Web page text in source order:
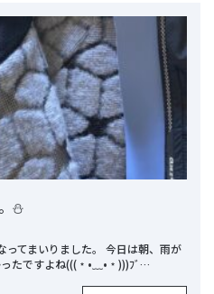
⛄
てまいりました。 今日は朝、雨が
たですよね(((﹡•﹏•﹡)))ﾌﾞ…